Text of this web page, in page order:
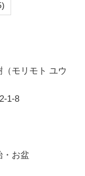
モリモト ユウ
1-8
・お盆